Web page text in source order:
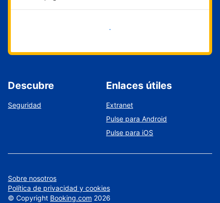
Empieza ahora
Descubre
Seguridad
Enlaces útiles
Extranet
Pulse para Android
Pulse para iOS
Sobre nosotros
Política de privacidad y cookies
© Copyright Booking.com 2026